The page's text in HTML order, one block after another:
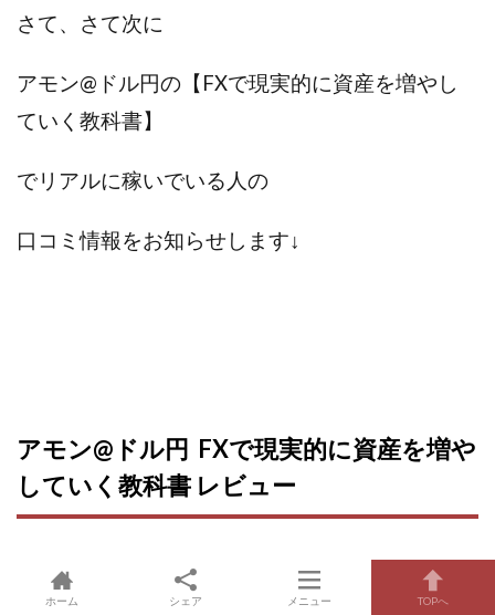
さて、さて次に
アモン@ドル円の【FXで現実的に資産を増やし
ていく教科書】
でリアルに稼いでいる人の
口コミ情報をお知らせします↓
アモン@ドル円 FXで現実的に資産を増や
していく教科書 レビュー
ホーム シェア メニュー TOPへ